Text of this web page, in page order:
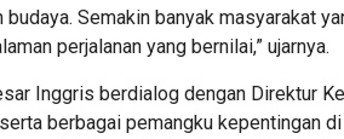
Semakin banyak masyarakat
perjalanan yang bernilai,” ujarnya.
Inggris berdialog dengan Direktur
berbagai pemangku kepentingan